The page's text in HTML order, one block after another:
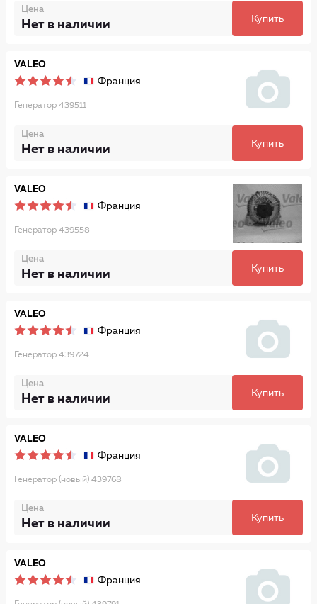
Цена
Нет в наличии Купить
VALEO
Франция
Генератор 439511
Цена
Нет в наличии Купить
VALEO
Франция
Генератор 439558
Цена
Нет в наличии Купить
VALEO
Франция
Генератор 439724
Цена
Нет в наличии Купить
VALEO
Франция
Генератор (новый) 439768
Цена
Нет в наличии Купить
VALEO
Франция